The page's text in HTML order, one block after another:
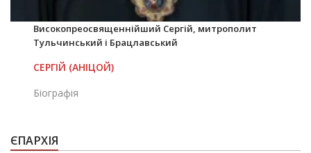
Високопреосвященнійший Сергій, митрополит
Тульчинський і Брацлавський
СЕРГІЙ (АНІЦОЙ)
Біографія
ЄПАРХІЯ